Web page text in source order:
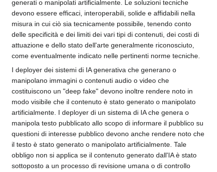
generati o manipolati artificialmente. Le soluzioni tecniche
devono essere efficaci, interoperabili, solide e affidabili nella
misura in cui ciò sia tecnicamente possibile, tenendo conto
delle specificità e dei limiti dei vari tipi di contenuti, dei costi di
attuazione e dello stato dell'arte generalmente riconosciuto,
come eventualmente indicato nelle pertinenti norme tecniche.
I deployer dei sistemi di IA generativa che generano o
manipolano immagini o contenuti audio o video che
costituiscono un "deep fake" devono inoltre rendere noto in
modo visibile che il contenuto è stato generato o manipolato
artificialmente. I deployer di un sistema di IA che genera o
manipola testo pubblicato allo scopo di informare il pubblico su
questioni di interesse pubblico devono anche rendere noto che
il testo è stato generato o manipolato artificialmente. Tale
obbligo non si applica se il contenuto generato dall'IA è stato
sottoposto a un processo di revisione umana o di controllo